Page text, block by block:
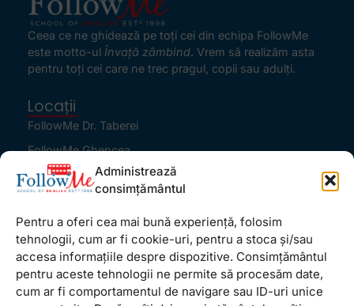
Administrează
consimțământul
Pentru a oferi cea mai bună experiență, folosim
tehnologii, cum ar fi cookie-uri, pentru a stoca și/sau
accesa informațiile despre dispozitive. Consimțământul
pentru aceste tehnologii ne permite să procesăm date,
cum ar fi comportamentul de navigare sau ID-uri unice
Ceea ce ne ghidează pe toţi cei din echipa FollowMe
este motto-ul Învaţă zâmbind. Vrem să realizăm asta
pentru toţi cei care ne trec pragul, copii sau adulţi.
Locații
FollowMe Dr. Taberei
FollowMe Ghencea
FollowMe Titan
Informații Utile
Regulament FollowMe
Structură an școlar
Contact